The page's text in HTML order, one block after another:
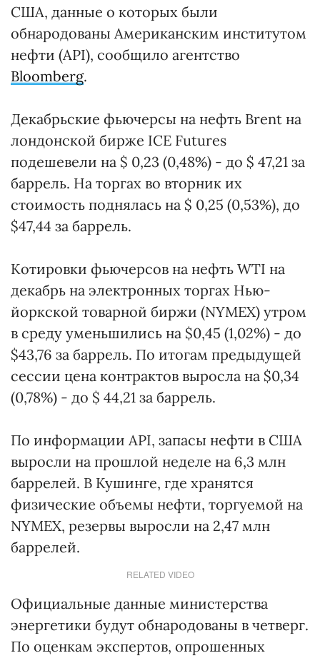
США, данные о которых были
обнародованы Американским институтом
нефти (API), сообщило агентство
Bloomberg.
Декабрьские фьючерсы на нефть Brent на
лондонской бирже ICE Futures
подешевели на $ 0,23 (0,48%) - до $ 47,21 за
баррель. На торгах во вторник их
стоимость поднялась на $ 0,25 (0,53%), до
$47,44 за баррель.
Котировки фьючерсов на нефть WTI на
декабрь на электронных торгах Нью-
йоркской товарной биржи (NYMEX) утром
в среду уменьшились на $0,45 (1,02%) - до
$43,76 за баррель. По итогам предыдущей
сессии цена контрактов выросла на $0,34
(0,78%) - до $ 44,21 за баррель.
По информации API, запасы нефти в США
выросли на прошлой неделе на 6,3 млн
баррелей. В Кушинге, где хранятся
физические объемы нефти, торгуемой на
NYMEX, резервы выросли на 2,47 млн
баррелей.
RELATED VIDEO
Официальные данные министерства
энергетики будут обнародованы в четверг.
По оценкам экспертов, опрошенных